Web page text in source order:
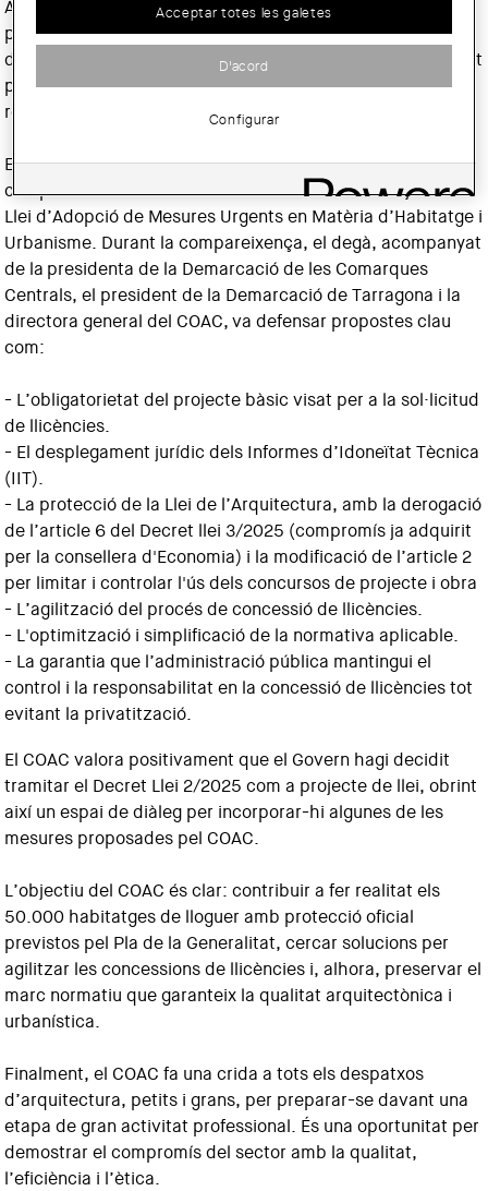
Aquesta situació ha motivat una resposta immediata per
part del COAC, que en aquest temps ha intensificat el
diàleg amb els grups parlamentaris i el Govern i ha elaborat
propostes fonamentades per traslladar les seves
reivindicacions.
En aquest context, el COAC ha estat convidat a
comparèixer davant la Comissió de treball del Projecte de
Llei d’Adopció de Mesures Urgents en Matèria d’Habitatge i
Urbanisme. Durant la compareixença, el degà, acompanyat
de la presidenta de la Demarcació de les Comarques
Centrals, el president de la Demarcació de Tarragona i la
directora general del COAC, va defensar propostes clau
com:
- L’obligatorietat del projecte bàsic visat per a la sol·licitud
de llicències.
- El desplegament jurídic dels Informes d’Idoneïtat Tècnica
(IIT).
- La protecció de la Llei de l’Arquitectura, amb la derogació
de l’article 6 del Decret llei 3/2025 (compromís ja adquirit
per la consellera d'Economia) i la modificació de l’article 2
per limitar i controlar l'ús dels concursos de projecte i obra
- L’agilització del procés de concessió de llicències.
- L'optimització i simplificació de la normativa aplicable.
- La garantia que l’administració pública mantingui el
control i la responsabilitat en la concessió de llicències tot
evitant la privatització.
El COAC valora positivament que el Govern hagi decidit
tramitar el Decret Llei 2/2025 com a projecte de llei, obrint
així un espai de diàleg per incorporar-hi algunes de les
mesures proposades pel COAC.
L’objectiu del COAC és clar: contribuir a fer realitat els
50.000 habitatges de lloguer amb protecció oficial
previstos pel Pla de la Generalitat, cercar solucions per
agilitzar les concessions de llicències i, alhora, preservar el
marc normatiu que garanteix la qualitat arquitectònica i
urbanística.
Finalment, el COAC fa una crida a tots els despatxos
d’arquitectura, petits i grans, per preparar-se davant una
etapa de gran activitat professional. És una oportunitat per
demostrar el compromís del sector amb la qualitat,
l’eficiència i l’ètica.
Acceptar totes les galetes
D'acord
Configurar